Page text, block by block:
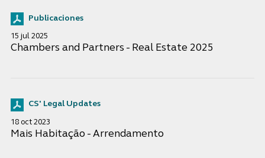
Publicaciones
15 jul 2025
Chambers and Partners - Real Estate 2025
CS' Legal Updates
18 oct 2023
Mais Habitação - Arrendamento